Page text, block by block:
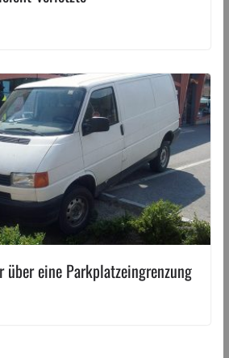
über eine Parkplatzeingrenzung